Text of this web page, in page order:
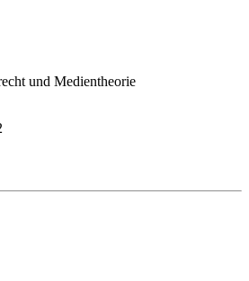
und Medientheorie